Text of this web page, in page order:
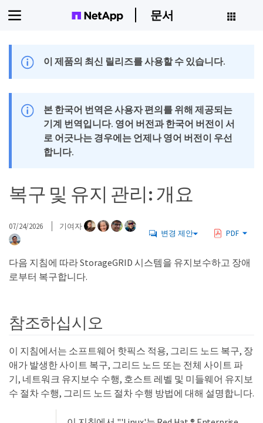
문서
이 제품의 최신 릴리즈를 사용할 수 있습니다.
본 한국어 번역은 사용자 편의를 위해 제공되는
기계 번역입니다. 영어 버전과 한국어 버전이 서
로 어긋나는 경우에는 언제나 영어 버전이 우선
합니다.
복구 및 유지 관리: 개요
07/24/2026 기여자
변경 제안 PDF
다음 지침에 따라 StorageGRID 시스템을 유지보수하고 장애
로부터 복구합니다.
참조하십시오
이 지침에서는 소프트웨어 핫픽스 적용, 그리드 노드 복구, 장
애가 발생한 사이트 복구, 그리드 노드 또는 전체 사이트 파
기, 네트워크 유지보수 수행, 호스트 레벨 및 미들웨어 유지보
수 절차 수행, 그리드 노드 절차 수행 방법에 대해 설명합니다.